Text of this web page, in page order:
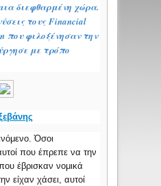
διεφθαρμένη χώρα.
τους Financial
που φιλοξένησαν την
με τρόπο
Όσοι
που έπρεπε να την
έβρισκαν νομικά
είχαν χάσει, αυτοί